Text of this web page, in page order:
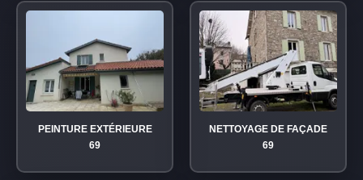
PEINTURE EXTÉRIEURE
69
NETTOYAGE DE FAÇADE
69